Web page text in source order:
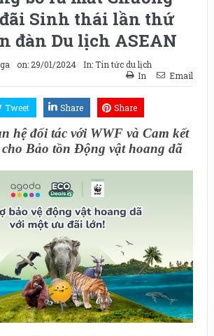
Sinh thái lần thứ
đàn Du lịch ASEAN
on: 29/01/2024 In:Tin tức du lịch
In Email
Tweet Share Share
hệ đối tác với WWF và Cam kết
Bảo tồn Động vật hoang dã